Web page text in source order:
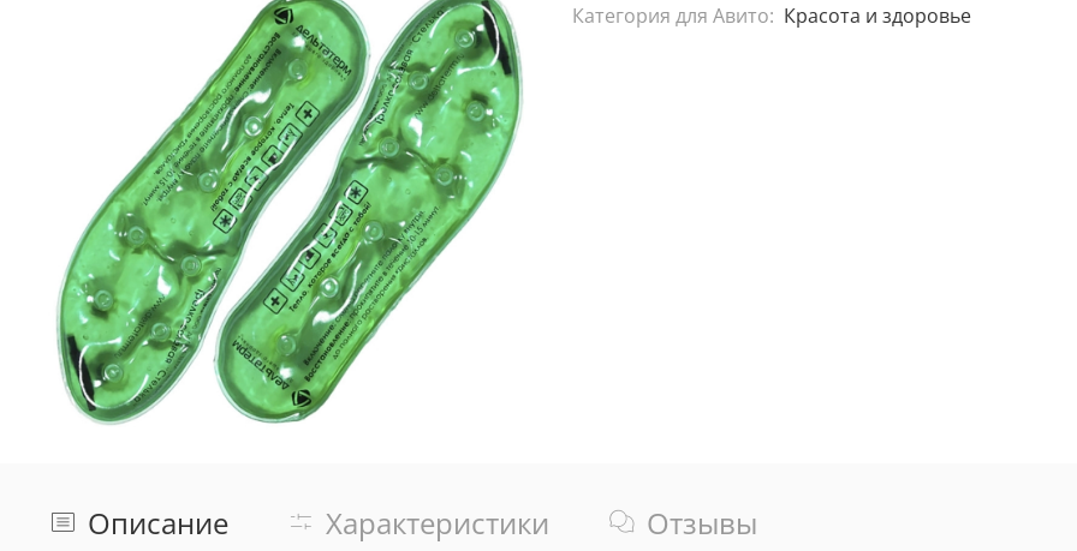
Категория для Авито: Красота и здоровье
Описание Характеристики Отзывы